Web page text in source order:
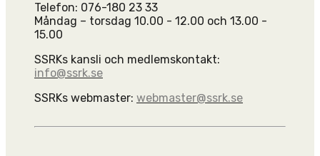
Telefon: 076-180 23 33
Måndag – torsdag 10.00 - 12.00 och 13.00 -
15.00
SSRKs kansli och medlemskontakt:
info@ssrk.se
SSRKs webmaster: webmaster@ssrk.se